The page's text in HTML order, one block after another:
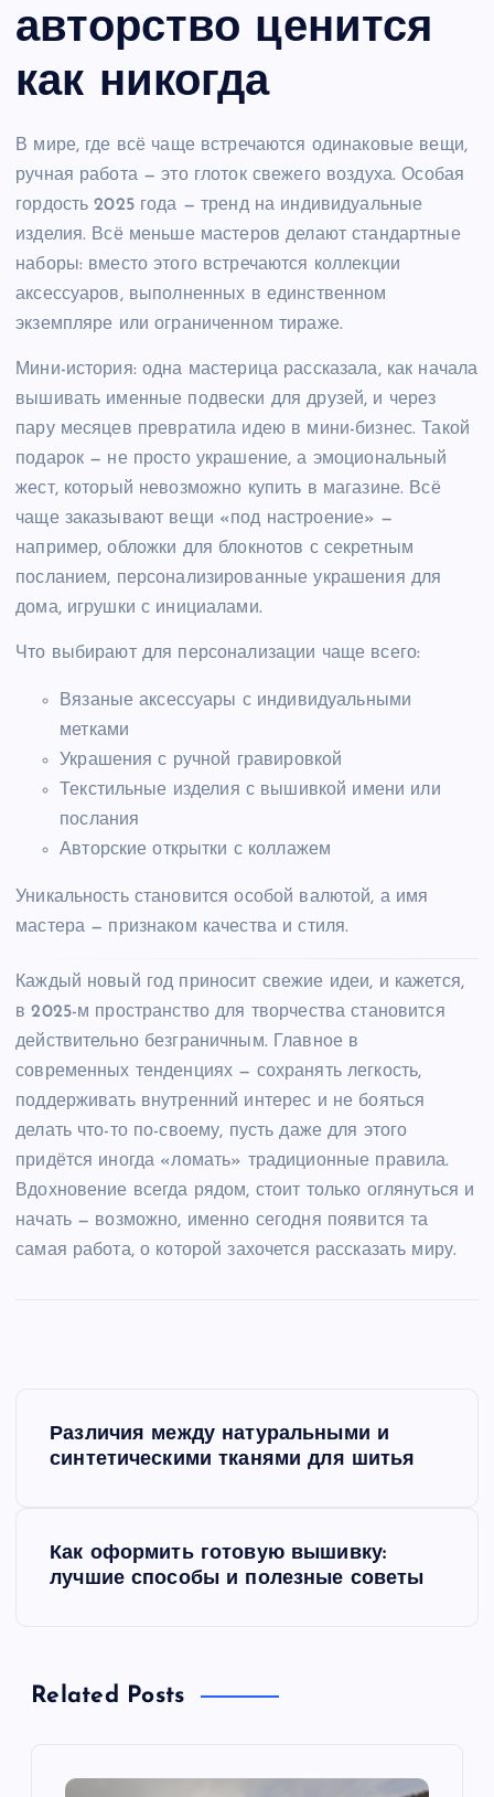
авторство ценится
как никогда
В мире, где всё чаще встречаются одинаковые вещи,
ручная работа — это глоток свежего воздуха. Особая
гордость 2025 года — тренд на индивидуальные
изделия. Всё меньше мастеров делают стандартные
наборы: вместо этого встречаются коллекции
аксессуаров, выполненных в единственном
экземпляре или ограниченном тираже.
Мини-история: одна мастерица рассказала, как начала
вышивать именные подвески для друзей, и через
пару месяцев превратила идею в мини-бизнес. Такой
подарок — не просто украшение, а эмоциональный
жест, который невозможно купить в магазине. Всё
чаще заказывают вещи «под настроение» —
например, обложки для блокнотов с секретным
посланием, персонализированные украшения для
дома, игрушки с инициалами.
Что выбирают для персонализации чаще всего:
Вязаные аксессуары с индивидуальными
метками
Украшения с ручной гравировкой
Текстильные изделия с вышивкой имени или
послания
Авторские открытки с коллажем
Уникальность становится особой валютой, а имя
мастера — признаком качества и стиля.
Каждый новый год приносит свежие идеи, и кажется,
в 2025-м пространство для творчества становится
действительно безграничным. Главное в
современных тенденциях — сохранять легкость,
поддерживать внутренний интерес и не бояться
делать что-то по-своему, пусть даже для этого
придётся иногда «ломать» традиционные правила.
Вдохновение всегда рядом, стоит только оглянуться и
начать — возможно, именно сегодня появится та
самая работа, о которой захочется рассказать миру.
а
Различия между натуральными и
синтетическими тканями для шитья
Как оформить готовую вышивку:
лучшие способы и полезные советы
Related Posts